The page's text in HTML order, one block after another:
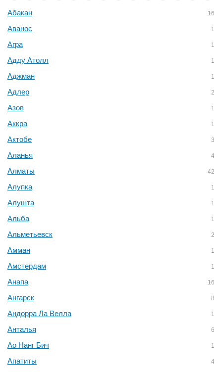
Абакан 16
Аванос 1
Агра 1
Адду Атолл 1
Аджман 1
Адлер 2
Азов 1
Аккра 1
Актобе 3
Аланья 4
Алматы 42
Алупка 1
Алушта 1
Альба 1
Альметьевск 2
Амман 1
Амстердам 1
Анапа 16
Ангарск 8
Андорра Ла Велла 1
Анталья 6
Ао Нанг Бич 1
Апатиты 4